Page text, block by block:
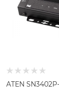
ATEN